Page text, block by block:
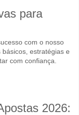
para
com o nosso
estratégias e
com confiança.
2026: